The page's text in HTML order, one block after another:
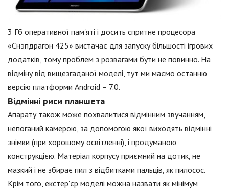
3 Гб оперативної пам'яті і досить спритне процесора
«Снэпдрагон 425» вистачає для запуску більшості ігрових
додатків, тому проблем з розвагами бути не повинно. На
відміну від вищезгаданої моделі, тут ми маємо останню
версію платформи Android – 7.0.
Відмінні риси планшета
Апарату також може похвалитися відмінним звучанням,
непоганий камерою, за допомогою якої виходять відмінні
знімки (при хорошому освітленні), і продуманою
конструкцією. Матеріал корпусу приємний на дотик, не
мазкий і не збирає пил з відбитками пальців, як пилосос.
Крім того, екстер'єр моделі можна назвати як мінімум